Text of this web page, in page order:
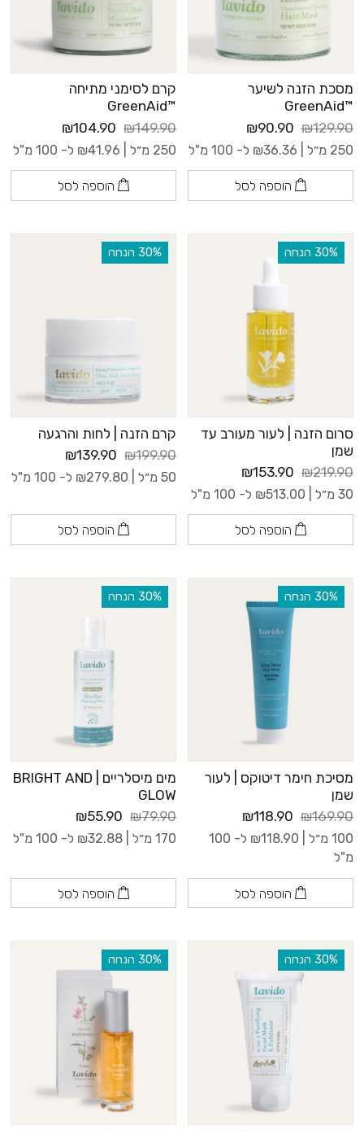
מסכת הזנה לשיער
™GreenAid
₪129.90
₪90.90
250 מ״ל | ₪36.36 ל- 100 מ"ל
הוספה לסל
קרם לסימני מתיחה
™GreenAid
₪149.90
₪104.90
250 מ״ל | ₪41.96 ל- 100 מ"ל
הוספה לסל
‫30% הנחה
סרום הזנה | לעור מעורב עד
שמן
₪219.90
₪153.90
30 מ״ל | ₪513.00 ל- 100 מ"ל
הוספה לסל
‫30% הנחה
קרם הזנה | לחות והרגעה
₪199.90
₪139.90
50 מ״ל | ₪279.80 ל- 100 מ"ל
הוספה לסל
‫30% הנחה
מסיכת חימר דיטוקס | לעור
שמן
₪169.90
₪118.90
100 מ״ל | ₪118.90
ל- 100
מ"ל
הוספה לסל
‫30% הנחה
מים מיסלריים | BRIGHT AND
GLOW
₪79.90
₪55.90
170 מ״ל | ₪32.88 ל- 100 מ"ל
הוספה לסל
‫30% הנחה ‫30% הנחה